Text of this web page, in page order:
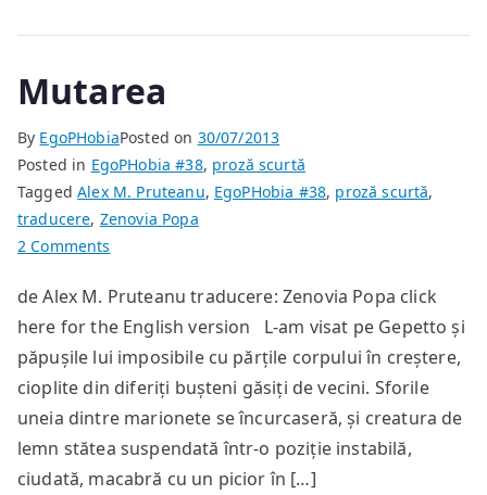
Mutarea
By EgoPHobiaPosted on 30/07/2013
Posted in EgoPHobia #38, proză scurtă
TaggedAlex M. Pruteanu, EgoPHobia #38, proză scurtă,
traducere, Zenovia Popa
2 Comments
de Alex M. Pruteanu traducere: Zenovia Popa click
here for the English version L-am visat pe Gepetto și
păpușile lui imposibile cu părțile corpului în creștere,
cioplite din diferiți bușteni găsiți de vecini. Sforile
uneia dintre marionete se încurcaseră, și creatura de
lemn stătea suspendată într-o poziție instabilă,
ciudată, macabră cu un picior în […]